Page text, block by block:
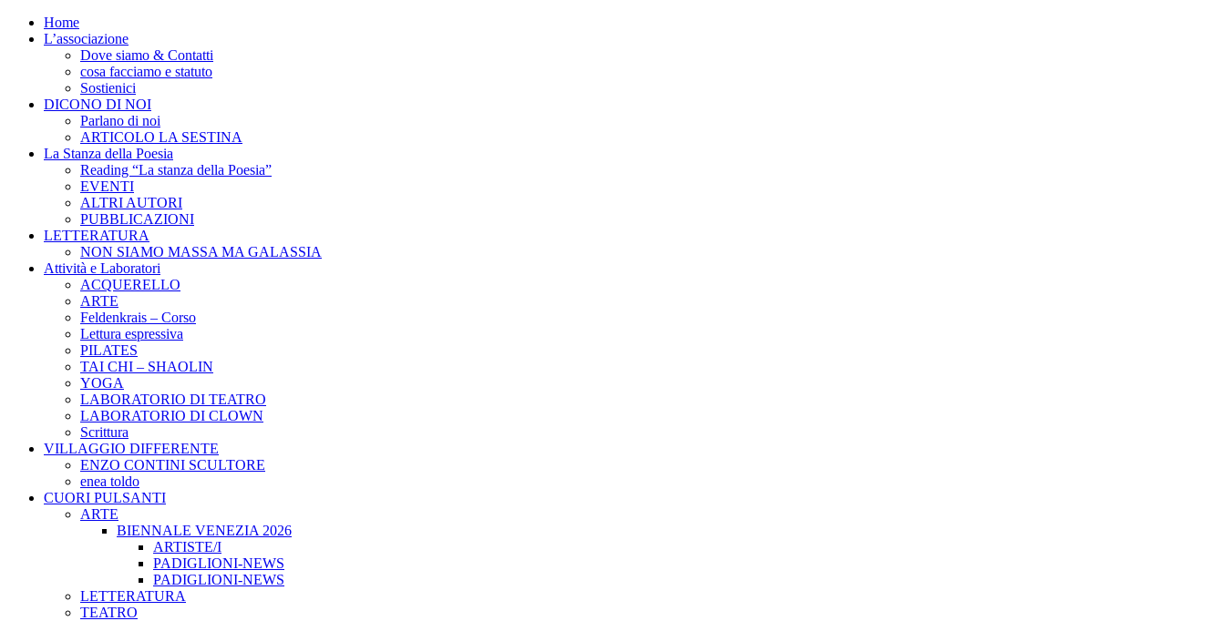
Home
L’associazione
Dove siamo & Contatti
cosa facciamo e statuto
Sostienici
DICONO DI NOI
Parlano di noi
ARTICOLO LA SESTINA
La Stanza della Poesia
Reading “La stanza della Poesia”
EVENTI
ALTRI AUTORI
PUBBLICAZIONI
LETTERATURA
NON SIAMO MASSA MA GALASSIA
Attività e Laboratori
ACQUERELLO
ARTE
Feldenkrais – Corso
Lettura espressiva
PILATES
TAI CHI – SHAOLIN
YOGA
LABORATORIO DI TEATRO
LABORATORIO DI CLOWN
Scrittura
VILLAGGIO DIFFERENTE
ENZO CONTINI SCULTORE
enea toldo
CUORI PULSANTI
ARTE
BIENNALE VENEZIA 2026
ARTISTE/I
PADIGLIONI-NEWS
PADIGLIONI-NEWS
LETTERATURA
TEATRO